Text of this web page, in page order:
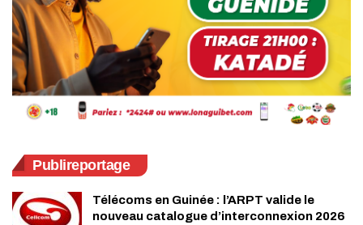
Publireportage
Télécoms en Guinée : l’ARPT valide le
nouveau catalogue d’interconnexion 2026